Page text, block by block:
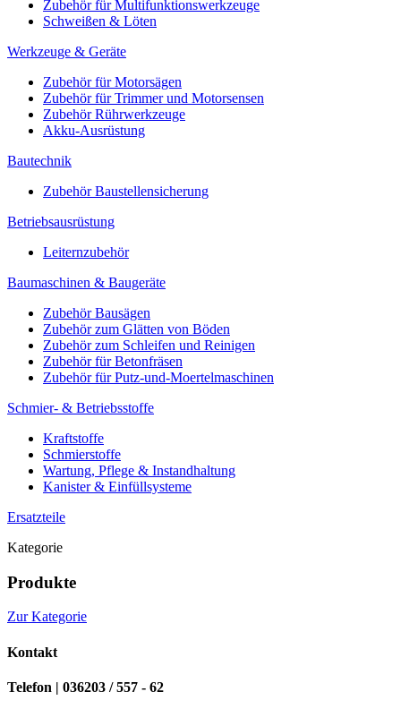
Zubehör für Multifunktionswerkzeuge
Schweißen & Löten
Werkzeuge & Geräte
Zubehör für Motorsägen
Zubehör für Trimmer und Motorsensen
Zubehör Rührwerkzeuge
Akku-Ausrüstung
Bautechnik
Zubehör Baustellensicherung
Betriebsausrüstung
Leiternzubehör
Baumaschinen & Baugeräte
Zubehör Bausägen
Zubehör zum Glätten von Böden
Zubehör zum Schleifen und Reinigen
Zubehör für Betonfräsen
Zubehör für Putz-und-Moertelmaschinen
Schmier- & Betriebsstoffe
Kraftstoffe
Schmierstoffe
Wartung, Pflege & Instandhaltung
Kanister & Einfüllsysteme
Ersatzteile
Kategorie
Produkte
Zur Kategorie
Kontakt
Telefon | 036203 / 557 - 62